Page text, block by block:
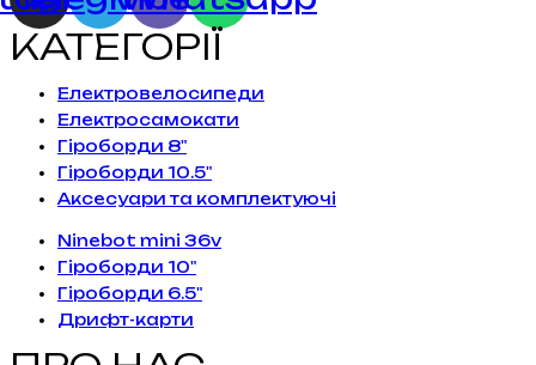
КАТЕГОРІЇ
Електровелосипеди
Електросамокати
Гіроборди 8"
Гіроборди 10.5"
Аксесуари та комплектуючі
Ninebot mini 36v
Гіроборди 10"
Гіроборди 6.5"
Дрифт-карти